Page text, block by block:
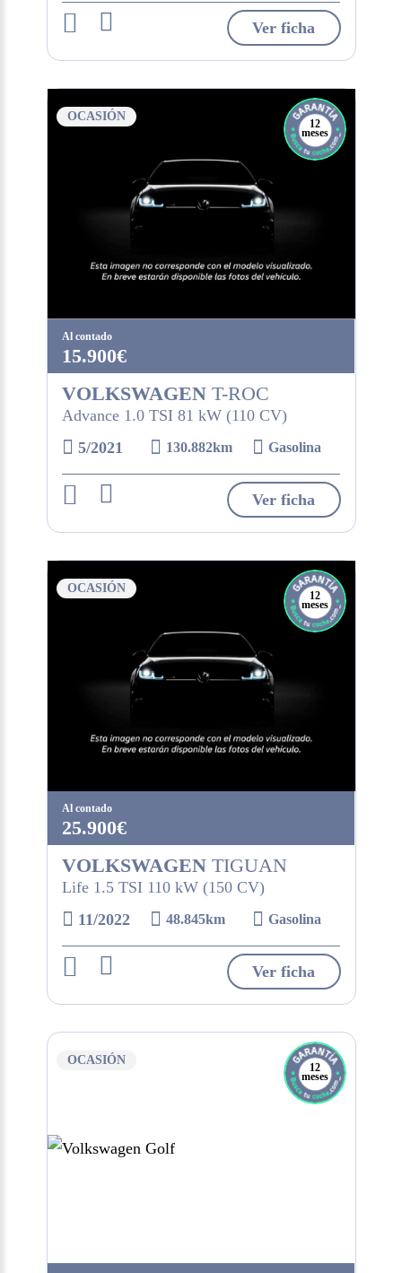
Ver ficha
OCASIÓN
12
meses
Al contado
15.900€
VOLKSWAGENT-ROC
Advance 1.0 TSI 81 kW (110 CV)
5/2021
130.882km Gasolina
Ver ficha
OCASIÓN
12
meses
Al contado
25.900€
VOLKSWAGENTIGUAN
Life 1.5 TSI 110 kW (150 CV)
11/2022
48.845km Gasolina
Ver ficha
OCASIÓN
12
meses